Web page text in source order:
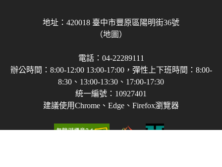
地址：420018 臺中市豐原區陽明街36號
（地圖）
電話：04-22289111
辦公時間：8:00-12:00 13:00-17:00，彈性上下班時間：8:00-
8:30、13:00-13:30、17:00-17:30
統一編號：10927401
建議使用Chrome、Edge、Firefox瀏覽器